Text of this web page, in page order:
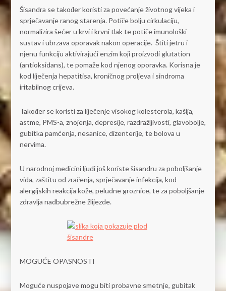
Šisandra se također koristi za povećanje životnog vijeka i
sprječavanje ranog starenja. Potiče bolju cirkulaciju,
normalizira šećer u krvi i krvni tlak te potiče imunološki
sustav i ubrzava oporavak nakon operacije. Štiti jetru i
njenu funkciju aktivirajući enzim koji proizvodi glutation
(antioksidans), te pomaže kod njenog oporavka. Korisna je
kod liječenja hepatitisa, kroničnog proljeva i sindroma
iritabilnog crijeva.
Također se koristi za liječenje visokog kolesterola, kašlja,
astme, PMS-a, znojenja, depresije, razdražljivosti, glavobolje,
gubitka pamćenja, nesanice, dizenterije, te bolova u
nervima.
U narodnoj medicini ljudi još koriste šisandru za poboljšanje
vida, zaštitu od zračenja, sprječavanje infekcija, kod
alergijskih reakcija kože, peludne groznice, te za poboljšanje
zdravlja nadbubrežne žlijezde.
MOGUĆE OPASNOSTI
Moguće nuspojave mogu biti probavne smetnje, gubitak